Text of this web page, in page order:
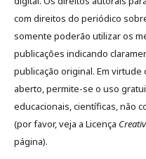
com direitos do periódico
somente poderão utilizar os
publicações indicando
publicação original. Em
aberto, permite-se o uso
educacionais, científicas, não
(por favor, veja a Licença
página).